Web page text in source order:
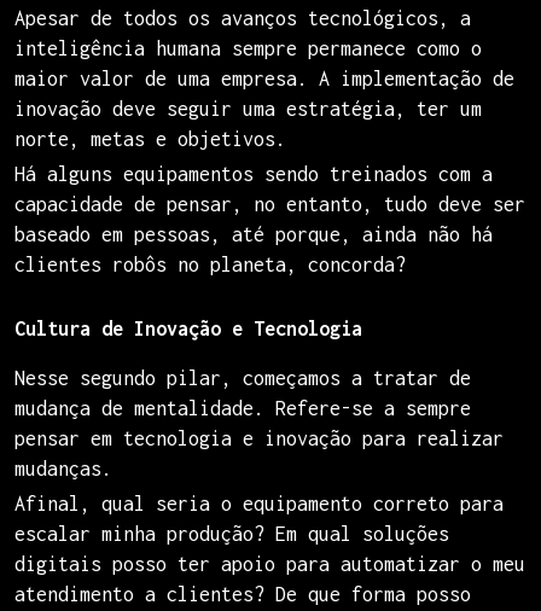
Apesar de todos os avanços tecnológicos, a
inteligência humana sempre permanece como o
maior valor de uma empresa. A implementação de
inovação deve seguir uma estratégia, ter um
norte, metas e objetivos.
Há alguns equipamentos sendo treinados com a
capacidade de pensar, no entanto, tudo deve ser
baseado em pessoas, até porque, ainda não há
clientes robôs no planeta, concorda?
Cultura de Inovação e Tecnologia
Nesse segundo pilar, começamos a tratar de
mudança de mentalidade. Refere-se a sempre
pensar em tecnologia e inovação para realizar
mudanças.
Afinal, qual seria o equipamento correto para
escalar minha produção? Em qual soluções
digitais posso ter apoio para automatizar o meu
atendimento a clientes? De que forma posso